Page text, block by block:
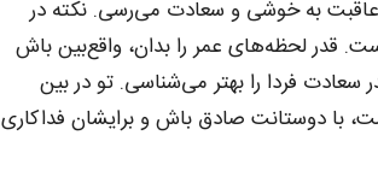
به خوشی و سعادت می‌رسی. نکته در
قدر لحظه‌های عمر را بدان، واقع‌بین باش
سعادت فردا را بهتر می‌شناسی. تو در بین
با دوستانت صادق باش و برایشان فداکاری